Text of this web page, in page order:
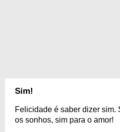
Sim!
Felicidade é saber dizer sim.
os sonhos, sim para o amor!